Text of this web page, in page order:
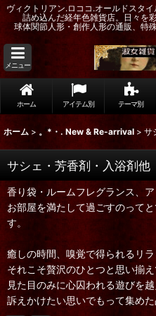
ヴィクトリアン.ロココ.オールドスタ
詰め込んだ経年色雑貨店。日々を
球体関節人形・創作人形の通販、特
メニュー
ホーム アイテム別 テーマ別
ホーム > 。*・. New & Re-arrival > サ
サシェ・芳香剤・入浴剤他
香り袋・ルームフレグランス、
お部屋を満たして過ごすのって
す。
癒しの時間、嗅覚で得られるリ
それこそ贅沢のひとつと思い揃え
見た目のみに心囚われる遊びを
訴えかけたい思いでもって集めた